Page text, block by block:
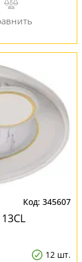
345607
12 шт.